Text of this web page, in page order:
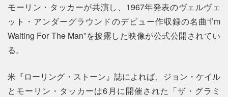
モーリン・タッカーが共演し、1967年発表のヴェルヴェ
ット・アンダーグラウンドのデビュー作収録の名曲“I’m
Waiting For The Man”を披露した映像が公式公開されてい
る。
米『ローリング・ストーン』誌によれば、ジョン・ケイル
とモーリン・タッカーは6月に開催された「ザ・グラミ